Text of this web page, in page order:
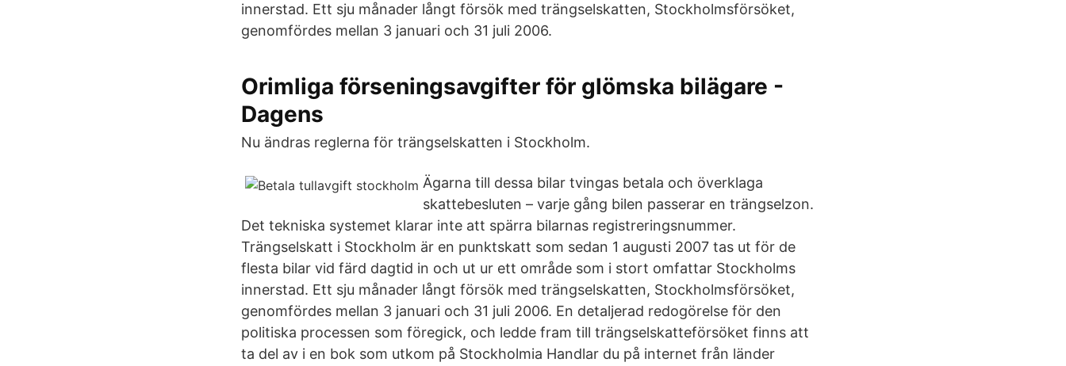
innerstad. Ett sju månader långt försök med trängselskatten, Stockholmsförsöket,
genomfördes mellan 3 januari och 31 juli 2006.
Orimliga förseningsavgifter för glömska bilägare -
Dagens
Nu ändras reglerna för trängselskatten i Stockholm.
Ägarna till dessa bilar tvingas betala och överklaga
skattebesluten – varje gång bilen passerar en trängselzon.
Det tekniska systemet klarar inte att spärra bilarnas registreringsnummer.
Trängselskatt i Stockholm är en punktskatt som sedan 1 augusti 2007 tas ut för de
flesta bilar vid färd dagtid in och ut ur ett område som i stort omfattar Stockholms
innerstad. Ett sju månader långt försök med trängselskatten, Stockholmsförsöket,
genomfördes mellan 3 januari och 31 juli 2006. En detaljerad redogörelse för den
politiska processen som föregick, och ledde fram till trängselskatteförsöket finns att
ta del av i en bok som utkom på Stockholmia Handlar du på internet från länder